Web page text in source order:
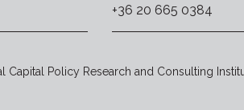
+36 20 665 0384
Capital Policy Research and Consulting